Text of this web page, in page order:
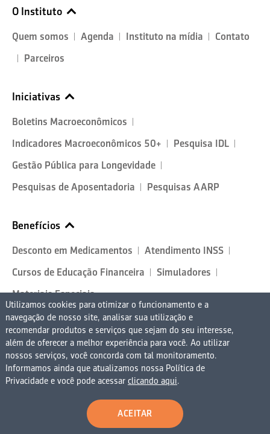
O Instituto
Quem somos Agenda Instituto na mídia
Contato
Parceiros
Iniciativas
Boletins Macroeconômicos
Indicadores Macroeconômicos 50+
Pesquisa IDL
Gestão Pública para Longevidade
Pesquisas de Aposentadoria
Pesquisas AARP
Benefícios
Desconto em Medicamentos
Atendimento INSS
Cursos de Educação Financeira
Simuladores
Materiais Especiais
Conteúdo
Longevidade e Cidades Longevidade e Saúde
Longevidade e Comportamento
Utilizamos cookies para otimizar o funcionamento e a
navegação de nosso site, analisar sua utilização e
recomendar produtos e serviços que sejam do seu interesse,
além de oferecer a melhor experiência para você. Ao utilizar
nossos serviços, você concorda com tal monitoramento.
Informamos ainda que atualizamos nossa Política de
Privacidade e você pode acessar clicando aqui.
ACEITAR